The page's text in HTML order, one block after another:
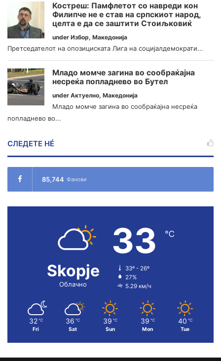
Костреш: Памфлетот со навреди кон
Филипче не е став на српскиот народ,
целта е да се заштити Стоиљковиќ
under Избор, Македонија
Претседателот на опозициската Лига на социјалдемократи...
Младо момче загина во сообраќајна
несреќа попладнево во Бутел
under Актуелно, Македонија
Младо момче загина во сообраќајна несреќа
попладнево во...
СЛЕДЕТЕ НÉ
85,744 Фанови
Skopje
Облачно
33 ℃
33º - 26º
27%
5.29 км/ч
32 ℃
Fri
36 ℃
Sat
39 ℃
Sun
39 ℃
Mon
40 ℃
Tue